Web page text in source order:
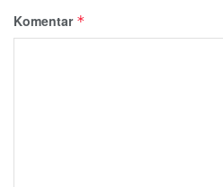
Komentar *